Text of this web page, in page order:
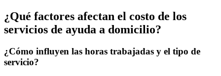
¿Qué factores afectan el costo de los
servicios de ayuda a domicilio?
¿Cómo influyen las horas trabajadas y el tipo de
servicio?